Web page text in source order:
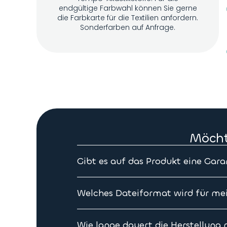
endgültige Farbwahl können Sie gerne
die Farbkarte für die Textilien anfordern.
Sonderfarben auf Anfrage.
Gibt es auf das Produkt eine
Welches Dateiformat wird für
von Bildbanken mit hochauflösenden